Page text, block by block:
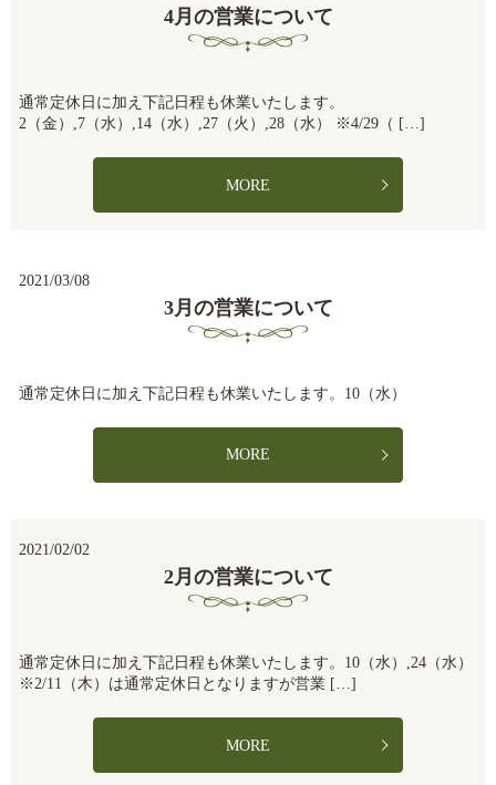
4月の営業について
通常定休日に加え下記日程も休業いたします。
2（金）,7（水）,14（水）,27（火）,28（水） ※4/29（ […]
MORE
2021/03/08
3月の営業について
通常定休日に加え下記日程も休業いたします。10（水）
MORE
2021/02/02
2月の営業について
通常定休日に加え下記日程も休業いたします。10（水）,24（水）
※2/11（木）は通常定休日となりますが営業 […]
MORE